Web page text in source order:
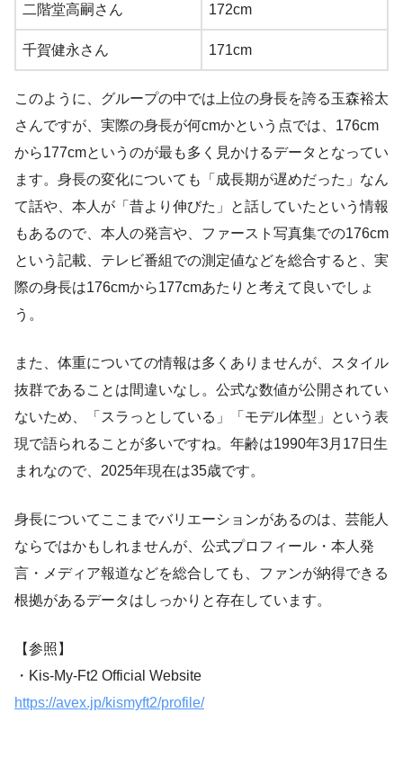
二階堂高嗣さん 172cm
千賀健永さん 171cm
このように、グループの中では上位の身長を誇る玉森裕太
さんですが、実際の身長が何cmかという点では、176cm
から177cmというのが最も多く見かけるデータとなってい
ます。身長の変化についても「成長期が遅めだった」なん
て話や、本人が「昔より伸びた」と話していたという情報
もあるので、本人の発言や、ファースト写真集での176cm
という記載、テレビ番組での測定値などを総合すると、実
際の身長は176cmから177cmあたりと考えて良いでしょ
う。
また、体重についての情報は多くありませんが、スタイル
抜群であることは間違いなし。公式な数値が公開されてい
ないため、「スラっとしている」「モデル体型」という表
現で語られることが多いですね。年齢は1990年3月17日生
まれなので、2025年現在は35歳です。
身長についてここまでバリエーションがあるのは、芸能人
ならではかもしれませんが、公式プロフィール・本人発
言・メディア報道などを総合しても、ファンが納得できる
根拠があるデータはしっかりと存在しています。
【参照】
・Kis-My-Ft2 Official Website
https://avex.jp/kismyft2/profile/